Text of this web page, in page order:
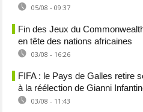
05/08 - 09:37
Fin des Jeux du
en tête des nations africaines
03/08 - 16:26
FIFA : le Pays de Galles retire
à la réélection de Gianni
03/08 - 11:43